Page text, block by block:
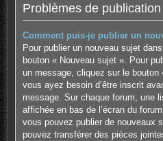
Problèmes de publication
Comment puis-je publier un
Pour publier un nouveau sujet
bouton « Nouveau sujet ». Pour
un message, cliquez sur le bouton
vous ayez besoin d’être inscrit
message. Sur chaque forum, une
affichée en bas de l’écran du
vous pouvez publier de nouveaux
pouvez transférer des pièces